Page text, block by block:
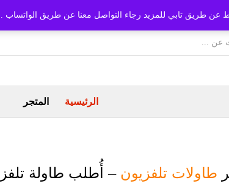
عن طريق تابي للمزيد رجاء التواصل معنا عن طريق الواتساب
الرئيسية المتجر
طاولات تلفزيون – أُطلب طاولة